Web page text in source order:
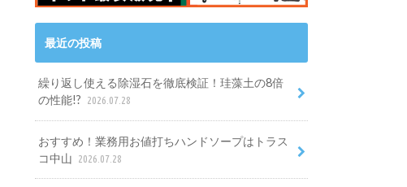
最近の投稿
繰り返し使える除湿石を徹底検証！珪藻土の8倍
の性能!?
2026.07.28
おすすめ！業務用お値打ちハンドソープはトラス
コ中山
2026.07.28